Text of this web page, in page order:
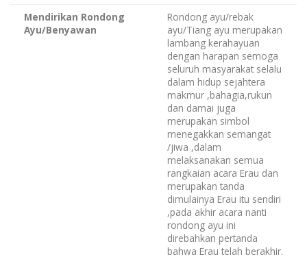
Mendirikan Rondong
Ayu/Benyawan
Rondong ayu/rebak
ayu/Tiang ayu merupakan
lambang kerahayuan
dengan harapan semoga
seluruh masyarakat selalu
dalam hidup sejahtera
makmur ,bahagia,rukun
dan damai juga
merupakan simbol
menegakkan semangat
/jiwa ,dalam
melaksanakan semua
rangkaian acara Erau dan
merupakan tanda
dimulainya Erau itu sendiri
,pada akhir acara nanti
rondong ayu ini
direbahkan pertanda
bahwa Erau telah berakhir.